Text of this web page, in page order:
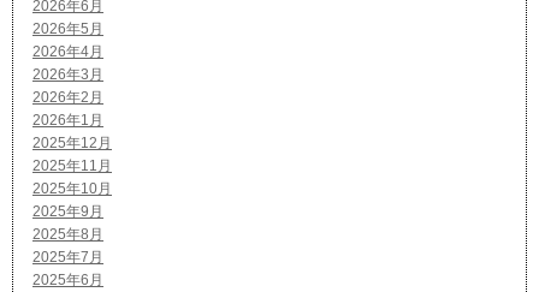
2026年6月
2026年5月
2026年4月
2026年3月
2026年2月
2026年1月
2025年12月
2025年11月
2025年10月
2025年9月
2025年8月
2025年7月
2025年6月